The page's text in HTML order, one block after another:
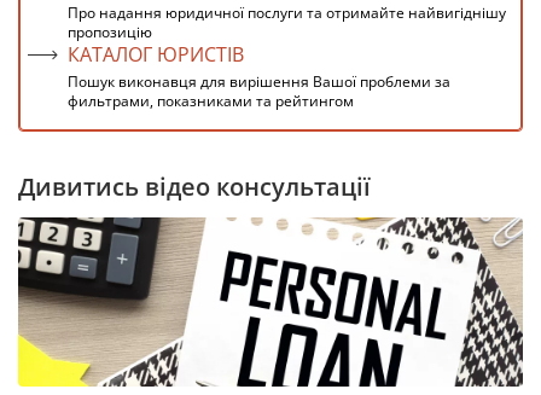
Про надання юридичної послуги та отримайте найвигіднішу
пропозицію
КАТАЛОГ ЮРИСТІВ
Пошук виконавця для вирішення Вашої проблеми за
фильтрами, показниками та рейтингом
Дивитись відео консультації